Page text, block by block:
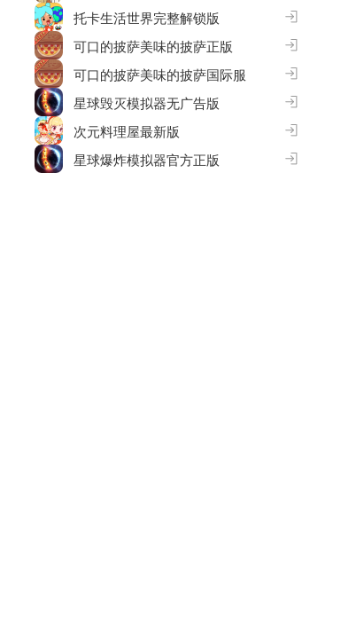
托卡生活世界完整解锁版
可口的披萨美味的披萨正版
可口的披萨美味的披萨国际服
星球毁灭模拟器无广告版
次元料理屋最新版
星球爆炸模拟器官方正版